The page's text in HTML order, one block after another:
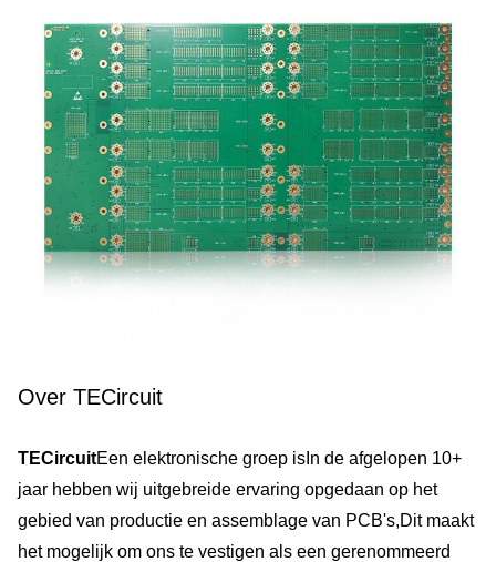
Over TECircuit
TECircuitEen elektronische groep is In de afgelopen 10+
jaar hebben wij uitgebreide ervaring opgedaan op het
gebied van productie en assemblage van PCB's,Dit maakt
het mogelijk om ons te vestigen als een gerenommeerd